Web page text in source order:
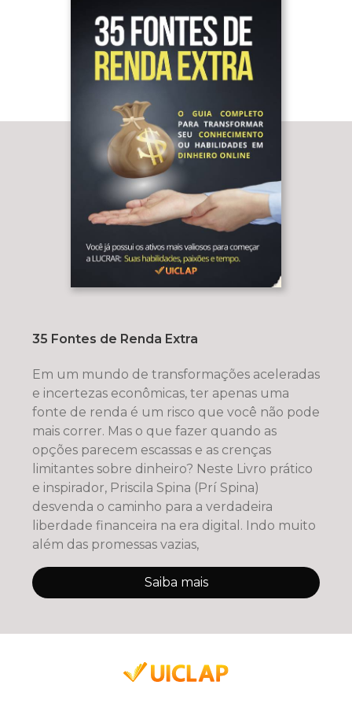
35 Fontes de Renda Extra
Em um mundo de transformações aceleradas
e incertezas econômicas, ter apenas uma
fonte de renda é um risco que você não pode
mais correr. Mas o que fazer quando as
opções parecem escassas e as crenças
limitantes sobre dinheiro? Neste Livro prático
e inspirador, Priscila Spina (Prí Spina)
desvenda o caminho para a verdadeira
liberdade financeira na era digital. Indo muito
além das promessas vazias,
Saiba mais